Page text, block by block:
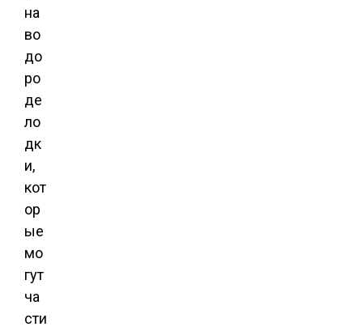
на
во
до
ро
де
ло
дк
и,
кот
ор
ые
мо
гут
ча
сти